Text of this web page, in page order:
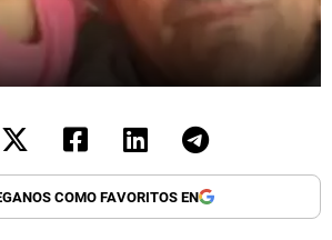
COMO FAVORITOS EN